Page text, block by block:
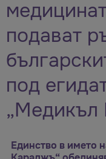
подават
под
„Медикъл
Единство в името